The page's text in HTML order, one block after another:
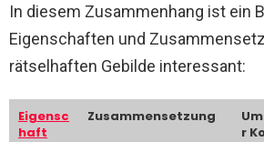
In diesem Zusammenhang ist ein
Eigenschaften und
rätselhaften Gebilde interessant:
Eigensc
haft
Zusammensetzung
r